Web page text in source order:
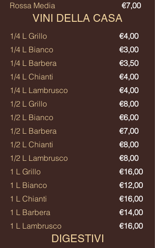
Rossa Media
€7,00
VINI DELLA CASA
1/4 L Grillo
1/4 L Bianco
1/4 L Barbera
1/4 L Chianti
1/4 L Lambrusco
1/2 L Grillo
1/2 L Bianco
1/2 L Barbera
1/2 L Chianti
1/2 L Lambrusco
1 L Grillo
1 L Bianco
1 L Chianti
1 L Barbera
1 L Lambrusco
€4,00
€3,00
€3,50
€4,00
€4,00
€8,00
€6,00
€7,00
€8,00​
€8,00
€16,00
€12,00
€16,00
€14,00
€16,00
DIGESTIVI